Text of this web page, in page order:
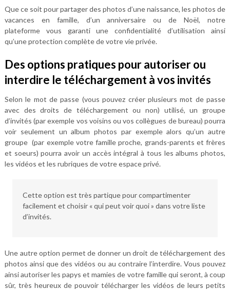
Que ce soit pour partager des photos d’une naissance, les photos de
vacances en famille, d’un anniversaire ou de Noël, notre
plateforme vous garanti une confidentialité d’utilisation ainsi
qu’une protection complète de votre vie privée.
Des options pratiques pour autoriser ou
interdire le téléchargement à vos invités
Selon le mot de passe (vous pouvez créer plusieurs mot de passe
avec des droits de téléchargement ou non) utilisé, un groupe
d’invités (par exemple vos voisins ou vos collègues de bureau) pourra
voir seulement un album photos par exemple alors qu’un autre
groupe (par exemple votre famille proche, grands-parents et frères
et soeurs) pourra avoir un accès intégral à tous les albums photos,
les vidéos et les rubriques de votre espace privé.
Cette option est très partique pour compartimenter
facilement et choisir « qui peut voir quoi » dans votre liste
d’invités.
Une autre option permet de donner un droit de téléchargement des
photos ainsi que des vidéos ou au contraire l’interdire. Vous pouvez
ainsi autoriser les papys et mamies de votre famille qui seront, à coup
sûr, très heureux de pouvoir télécharger les vidéos de leurs petits